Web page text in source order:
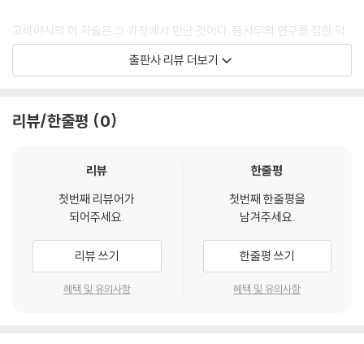
고바야시의 이 저술은 그 과정에서 만난 것이다. 등사우의 연구를 접한 덕
분에, 상당히 오래 전부터 유교문명이 유럽에 소개되었다는 사실을 알 수
있었다. 이에 대한 사전이해가 없었다면, 고바야시를 미친놈 취급하며 이
다. 그러나 동서 간에 활발한 교섭작용이 있었다는 것을 여러모로 확인해
그의 글은 통상적인 이해를 벗어난 파격적인 내용을 담고 있기 때문이다.
그래서 그의 주장에 전거로 삼은 사료들을 직접 확인해 보기로 했다. 원저
에는 주석이 상당히 생략되어 있어서, 당초에는 고바야시가 무엇을 근거로
자기주장을 하는지 그 전모를 파악할 수 없었지만, 이 책의 출간 이전에 저
자가 쓴 논문 ?18세기 프랑스에서의 中國觀과 프랑스 사상계에 미친 중
출판사 리뷰 더보기
리뷰/한줄평 0
리뷰
첫번째 리뷰어가
되어주세요.
리뷰 쓰기
혜택 및 유의사항
한줄평
첫번째 한줄평을
남겨주세요.
한줄평 쓰기
혜택 및 유의사항